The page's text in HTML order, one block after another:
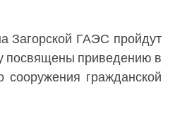
Загорской ГАЭС пройдут
посвящены приведению в
сооружения гражданской